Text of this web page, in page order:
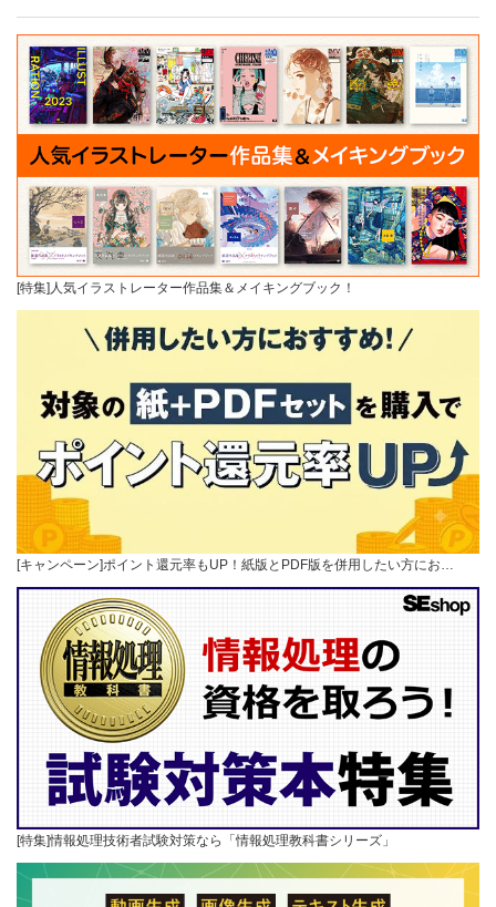
[特集]人気イラストレーター作品集＆メイキングブック！
[キャンペーン]ポイント還元率もUP！紙版とPDF版を併用したい方にお…
[特集]情報処理技術者試験対策なら「情報処理教科書シリーズ」